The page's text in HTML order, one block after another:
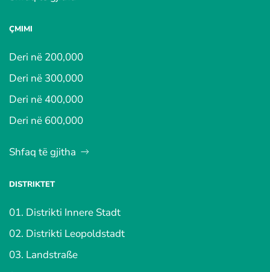
ÇMIMI
Deri në 200,000
Deri në 300,000
Deri në 400,000
Deri në 600,000
Shfaq të gjitha
DISTRIKTET
01. Distrikti Innere Stadt
02. Distrikti Leopoldstadt
03. Landstraße